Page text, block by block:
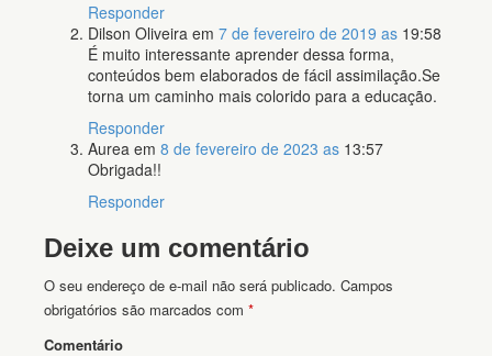
Responder
Dilson Oliveira em 7 de fevereiro de 2019 as 19:58
É muito interessante aprender dessa forma,
conteúdos bem elaborados de fácil assimilação.Se
torna um caminho mais colorido para a educação.
Responder
Aurea em 8 de fevereiro de 2023 as 13:57
Obrigada!!
Responder
Deixe um comentário
O seu endereço de e-mail não será publicado. Campos
obrigatórios são marcados com *
Comentário